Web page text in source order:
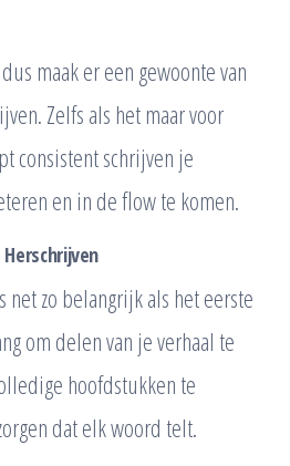
maak er een gewoonte van
Zelfs als het maar voor
consistent schrijven je
en in de flow te komen.
net zo belangrijk als het eerste
om delen van je verhaal te
hoofdstukken te
dat elk woord telt.